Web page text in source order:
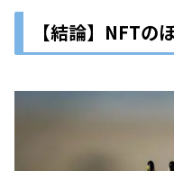
【結論】NFTの